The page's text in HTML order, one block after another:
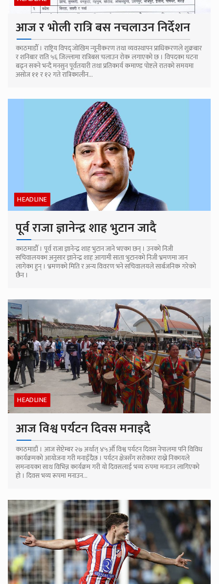
आज र भोली रात्रि बस नचलाउन निर्देशन
काठमाडौँ । राष्ट्रिय विपद् जोखिम न्यूनीकरण तथा व्यवस्थापन प्राधिकरणले शुक्रबार
र शनिबार राति ५६ जिल्लामा रात्रिबस चलाउन रोक लगाएको छ । विपदका घटना
बढ्न सक्ने भन्दै मनसुन पूर्वतयारी तथा प्रतिकार्य कमाण्ड पोष्टले रातको समयमा
असोज ११ र १२ गते रात्रिकालीन...
HEADLINE
पूर्व राजा ज्ञानेन्द्र शाह भुटान जादै
काठमाडौँ । पूर्व राजा ज्ञानेन्द्र शाह भुटान जाने भएका छन् । उनको निजी
सचिवालयका अनुसार ज्ञानेन्द्र शाह आगामी साता भुटानको निजी भ्रमणमा जान
लागेका हुन् । भ्रमणको मिति र अन्य विवरण भने सचिवालयले सार्बजनिक गरेको
छैन ।
HEADLINE
आज विश्व पर्यटन दिवस मनाइदै
काठमाडौं । आज सेप्टेम्बर २७ अर्थात् ४५औँ विश्व पर्यटन दिवस नेपालमा पनि विविध
कार्यक्रमको आयोजना गरी मनाइँदैछ । पर्यटन क्षेत्रसँग सरोकार राख्ने निकायले
समन्वयका साथ विभिन्न कार्यक्रम गरी यो दिवसलाई भव्य रुपमा मनाउन लागिएको
हो । दिवस भव्य रूपमा मनाउन...